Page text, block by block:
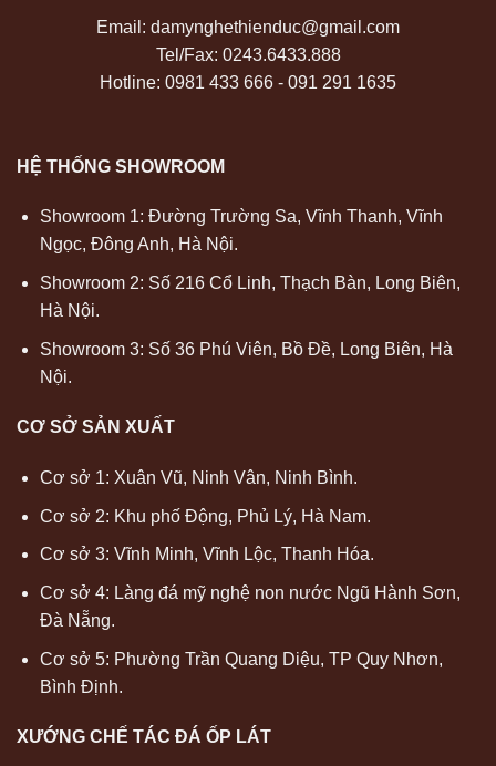
Email: damynghethienduc@gmail.com
Tel/Fax: 0243.6433.888
Hotline: 0981 433 666 - 091 291 1635
HỆ THỐNG SHOWROOM
Showroom 1: Đường Trường Sa, Vĩnh Thanh, Vĩnh
Ngọc, Đông Anh, Hà Nội.
Showroom 2: Số 216 Cổ Linh, Thạch Bàn, Long Biên,
Hà Nội.
Showroom 3: Số 36 Phú Viên, Bồ Đề, Long Biên, Hà
Nội.
CƠ SỞ SẢN XUẤT
Cơ sở 1: Xuân Vũ, Ninh Vân, Ninh Bình.
Cơ sở 2: Khu phố Động, Phủ Lý, Hà Nam.
Cơ sở 3: Vĩnh Minh, Vĩnh Lộc, Thanh Hóa.
Cơ sở 4: Làng đá mỹ nghệ non nước Ngũ Hành Sơn,
Đà Nẵng.
Cơ sở 5: Phường Trần Quang Diệu, TP Quy Nhơn,
Bình Định.
XƯỚNG CHẾ TÁC ĐÁ ỐP LÁT